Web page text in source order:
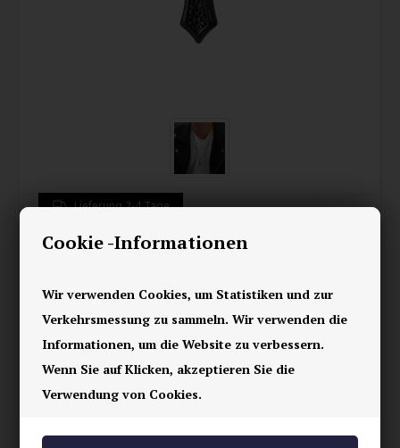
Cookie -Informationen
Wir verwenden Cookies, um Statistiken und zur
Verkehrsmessung zu sammeln. Wir verwenden die
Informationen, um die Website zu verbessern.
Wenn Sie auf Klicken, akzeptieren Sie die
Verwendung von Cookies.
Lieferung 2-4 Tage
Schwarzes kleines blackcoatet
39,00 EUR
Speichern
einfaches und maskulines Schmuckstück, das Persönlichkeit